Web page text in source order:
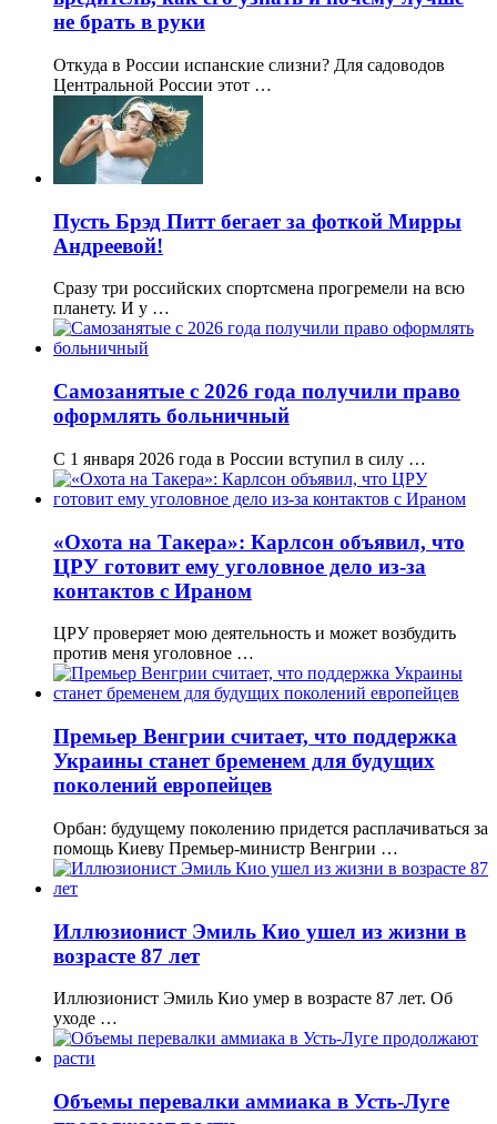
не брать в руки
Откуда в России испанские слизни? Для садоводов
Центральной России этот …
Пусть Брэд Питт бегает за фоткой Мирры
Андреевой!
Сразу три российских спортсмена прогремели на всю
планету. И у …
Самозанятые с 2026 года получили право
оформлять больничный
С 1 января 2026 года в России вступил в силу …
«Охота на Такера»: Карлсон объявил, что
ЦРУ готовит ему уголовное дело из-за
контактов с Ираном
ЦРУ проверяет мою деятельность и может возбудить
против меня уголовное …
Премьер Венгрии считает, что поддержка
Украины станет бременем для будущих
поколений европейцев
Орбан: будущему поколению придется расплачиваться за
помощь Киеву Премьер-министр Венгрии …
Иллюзионист Эмиль Кио ушел из жизни в
возрасте 87 лет
Иллюзионист Эмиль Кио умер в возрасте 87 лет. Об
уходе …
Объемы перевалки аммиака в Усть-Луге